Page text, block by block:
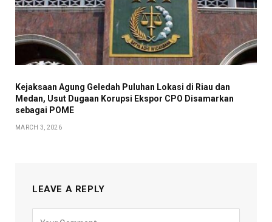
Kejaksaan Agung Geledah Puluhan Lokasi di Riau dan
Medan, Usut Dugaan Korupsi Ekspor CPO Disamarkan
sebagai POME
MARCH 3, 2026
LEAVE A REPLY